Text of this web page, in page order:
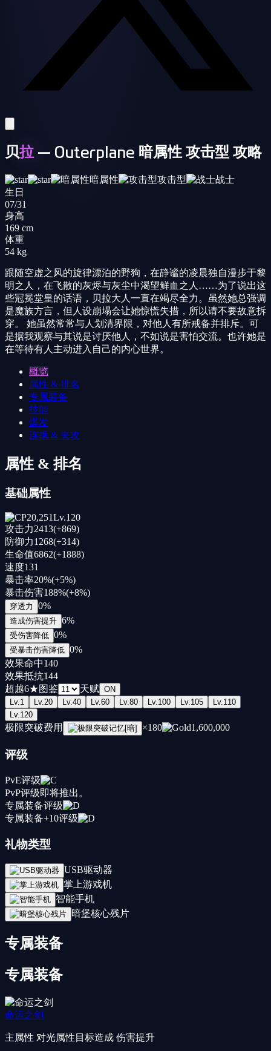
贝拉— Outerplane 暗属性 攻击型 攻略
暗属性 攻击型
战士
生日
07/31
身高
169 cm
体重
54 kg
跟随空虚之风的旋律漂泊的野狗，在静谧的凌晨独自漫步于黎
明之人，在飞散的灰烬与灰尘中渴望鲜血之人……为了说出这
些冠冕堂皇的话语，贝拉大人一直在竭尽全力。虽然她总强调
是魔族方言，但人设崩塌会让她惊慌失措，所以请不要故意拆
穿。 她虽然常常与人划清界限，对他人有所戒备并排斥。可
是据我观察与其说是讨厌他人，不如说是害怕交流。也许她是
在等待有人主动进入自己的内心世界。
概览
属性 & 排名
专属装备
技能
爆发
连携 & 夹攻
属性 & 排名
基础属性
20,251Lv.120
攻击力2413(+869)
防御力1268(+314)
生命值6862(+1888)
速度131
暴击率20%(+5%)
暴击伤害188%(+8%)
穿透力 0%
造成伤害提升 6%
受伤害降低 0%
受暴击伤害降低 0%
效果命中140
效果抵抗144
超越6★图鉴 天赋 ON
Lv.1 Lv.20 Lv.40 Lv.60 Lv.80 Lv.100 Lv.105 Lv.110
Lv.120
极限突破费用 ×180 1,600,000
评级
PvE评级
PvP评级即将推出。
专属装备评级
专属装备+10评级
礼物类型
USB驱动器
掌上游戏机
智能手机
暗堡核心残片
专属装备
专属装备
命运之剑
主属性 对光属性目标造成 伤害提升